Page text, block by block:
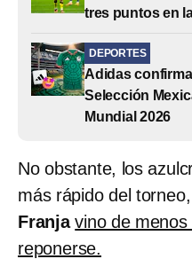
tres puntos en
DEPORTES
Adidas
Selección
Mundial 2026
No obstante, los
más rápido del
Franja vino de
reponerse.